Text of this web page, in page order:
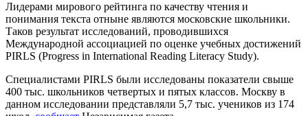
Лидерами мирового рейтинга по качеству чтения и
понимания текста отныне являются московские школьники.
Таков результат исследований, проводившихся
Международной ассоциацией по оценке учебных достижений
PIRLS (Progress in International Reading Literacy Study).
Специалистами PIRLS были исследованы показатели свыше
400 тыс. школьников четвертых и пятых классов. Москву в
данном исследовании представляли 5,7 тыс. учеников из 174